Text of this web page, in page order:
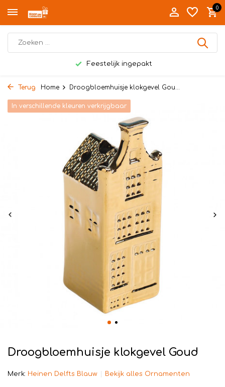
0
Feestelijk ingepakt
Terug Home Droogbloemhuisje klokgevel Gou...
Droogbloemhuisje klokgevel Goud
In verschillende kleuren verkrijgbaar
Merk: Heinen Delfts Blauw Bekijk alles Ornamenten